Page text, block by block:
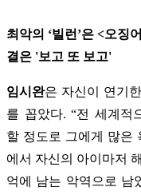
최악의 ‘빌런’은 <오징
결은 '보고 또 보고'
임시완은 자신이 연기
를 꼽았다. “전 세계적
할 정도로 그에게 많은
에서 자신의 아이마저
억에 남는 악역으로 남